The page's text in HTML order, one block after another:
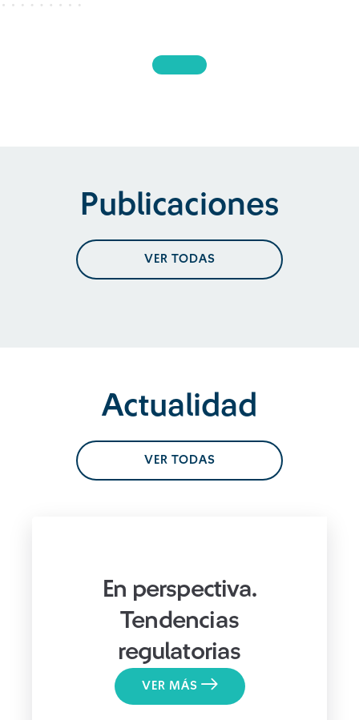
Publicaciones
VER TODAS
Actualidad
VER TODAS
En perspectiva.
Tendencias
regulatorias
VER MÁS